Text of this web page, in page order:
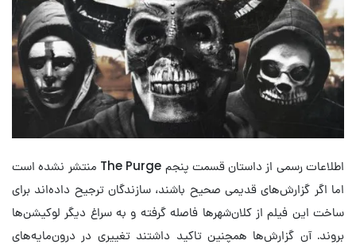
اطلاعات رسمی از داستان قسمت پنجم The Purge منتشر نشده است
اما اگر گزارش‌های قدیمی صحیح باشند، سازندگان ترجیح داده‌اند برای
ساخت این فیلم از کلان‌شهرها فاصله گرفته و به سراغ دیگر لوکیشن‌ها
بروند. آن گزارش‌ها همچنین تاکید داشتند تغییری در درون‌مایه‌های